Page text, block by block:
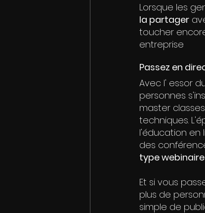
Lorsque les
la partager
toucher
entreprise
Passez en
Avec l' essor
personnes
master
techniques.
l'éducation en
des
type webinaire
Et si vous
plus de
simple de